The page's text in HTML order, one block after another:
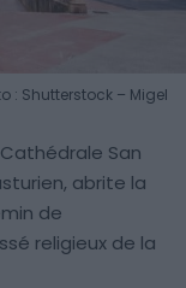
: Shutterstock – Migel
San
abrite la
de
religieux de la